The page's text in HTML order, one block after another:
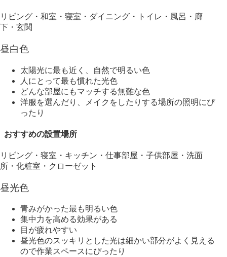
リビング・和室・寝室・ダイニング・トイレ・風呂・廊
下・玄関
昼白色
太陽光に最も近く、自然で明るい色
人にとって最も慣れた光色
どんな部屋にもマッチする無難な色
洋服を選んだり、メイクをしたりする場所の照明にぴ
ったり
おすすめの設置場所
リビング・寝室・キッチン・仕事部屋・子供部屋・洗面
所・化粧室・クローゼット
昼光色
青みがかった最も明るい色
集中力を高める効果がある
目が疲れやすい
昼光色のスッキリとした光は細かい部分がよく見える
ので作業スペースにぴったり